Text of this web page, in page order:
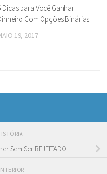
Dicas para Você Ganhar
Com Opções Binárias
19, 2017
Sem Ser REJEITADO.